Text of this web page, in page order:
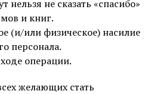
нельзя не сказать «спасибо»
и книг.
(и/или физическое) насилие
персонала.
операции.
желающих стать